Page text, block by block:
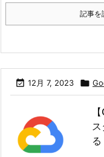
記事を
 12月 7, 2023 
る